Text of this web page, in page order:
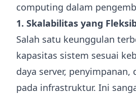
computing dalam
1. Skalabilitas yang
Salah satu keunggulan
kapasitas sistem sesuai
daya server,
pada infrastruktur. Ini